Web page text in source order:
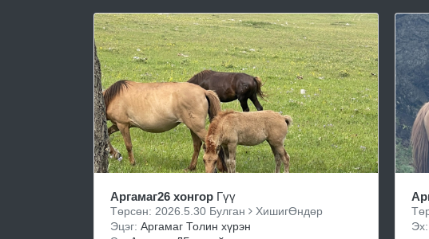
Аргамаг26 хонгор Гүү
Төрсөн: 2026.5.30 Булган
ХишигӨндөр
Эцэг: Аргамаг Толин хүрэн
Эх: